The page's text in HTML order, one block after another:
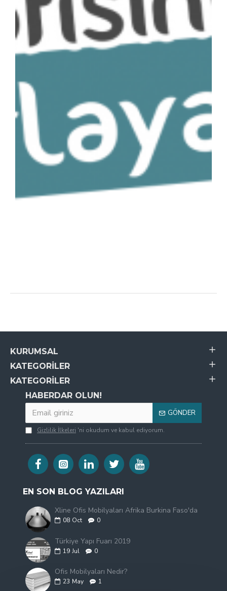
KURUMSAL
KATEGORILER
KATEGORILER
HABERDAR OLUN!
GÖNDER
Gizlilik İlkeleri 'ni okudum ve kabul ediyorum.
EN SON BLOG YAZILARI
Xline Ofis Mobilyaları Afrika Burkina Faso'da
08 Oct 0
Türkiye Yapı Fuarı 2019
19 Jul 0
Ofis Mobilyaları Nedir?
23 May 1